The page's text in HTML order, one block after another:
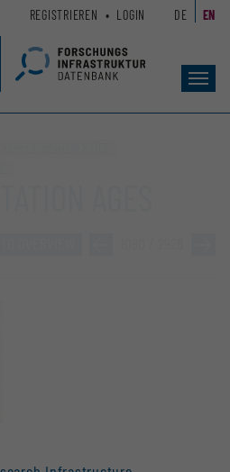
REGISTRIEREN LOGIN DE EN
AGES